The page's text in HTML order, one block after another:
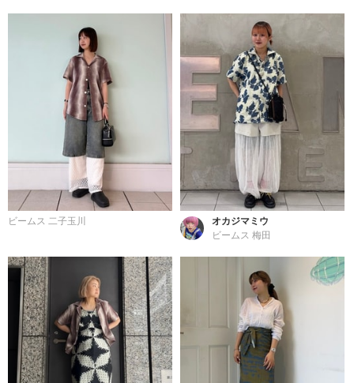
ビームス 二子玉川
オカジマミウ
ビームス 梅田